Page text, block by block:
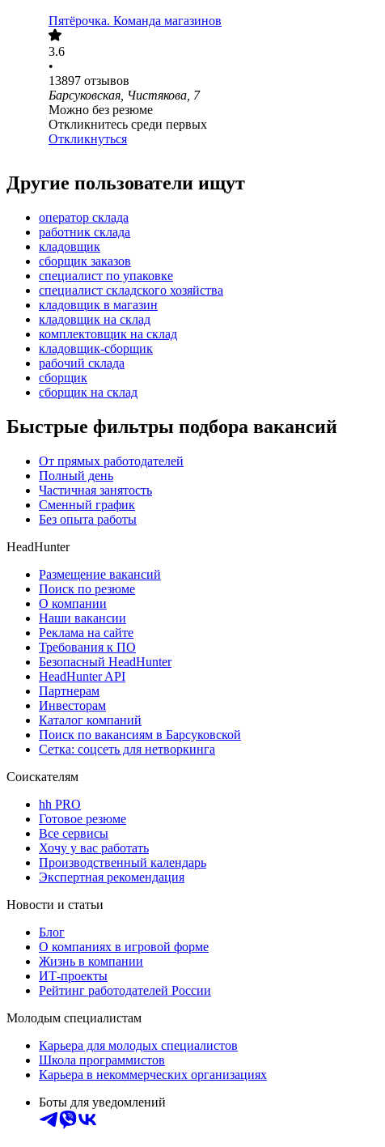
Пятёрочка. Команда магазинов
3.6
•
13897 отзывов
Барсуковская, Чистякова, 7
Можно без резюме
Откликнитесь среди первых
Откликнуться
Другие пользователи ищут
оператор склада
работник склада
кладовщик
сборщик заказов
специалист по упаковке
специалист складского хозяйства
кладовщик в магазин
кладовщик на склад
комплектовщик на склад
кладовщик-сборщик
рабочий склада
сборщик
сборщик на склад
Быстрые фильтры подбора вакансий
От прямых работодателей
Полный день
Частичная занятость
Сменный график
Без опыта работы
HeadHunter
Размещение вакансий
Поиск по резюме
О компании
Наши вакансии
Реклама на сайте
Требования к ПО
Безопасный HeadHunter
HeadHunter API
Партнерам
Инвесторам
Каталог компаний
Поиск по вакансиям в Барсуковской
Сетка: соцсеть для нетворкинга
Соискателям
hh PRO
Готовое резюме
Все сервисы
Хочу у вас работать
Производственный календарь
Экспертная рекомендация
Новости и статьи
Блог
О компаниях в игровой форме
Жизнь в компании
ИТ-проекты
Рейтинг работодателей России
Молодым специалистам
Карьера для молодых специалистов
Школа программистов
Карьера в некоммерческих организациях
Боты для уведомлений